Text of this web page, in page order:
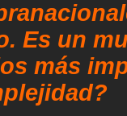
Es un
más